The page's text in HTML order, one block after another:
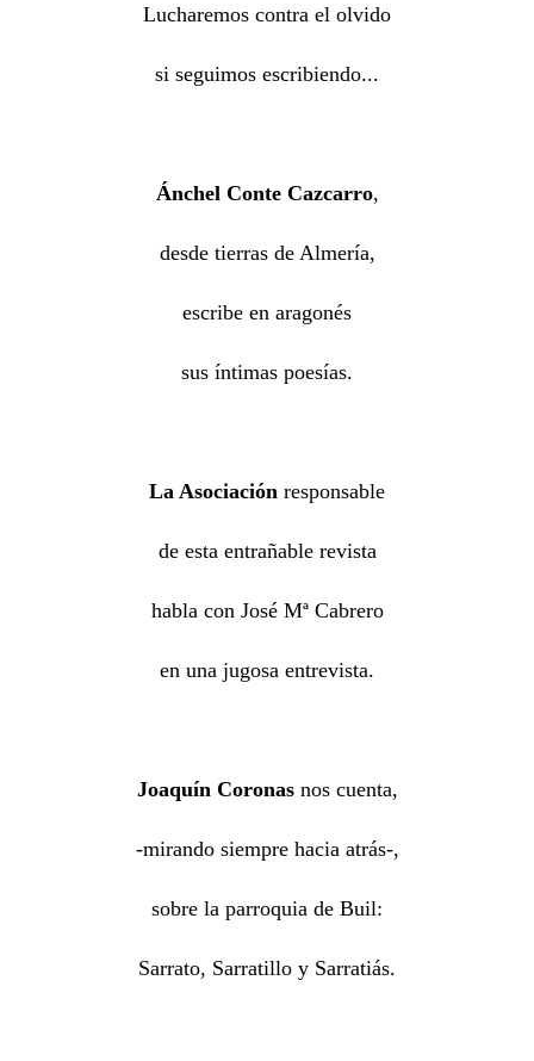
Lucharemos contra el olvido
si seguimos escribiendo...
Ánchel Conte Cazcarro,
desde tierras de Almería,
escribe en aragonés
sus íntimas poesías.
La Asociación responsable
de esta entrañable revista
habla con José Mª Cabrero
en una jugosa entrevista.
Joaquín Coronasnos cuenta,
-mirando siempre hacia atrás-,
sobre la parroquia de Buil:
Sarrato, Sarratillo y Sarratiás.